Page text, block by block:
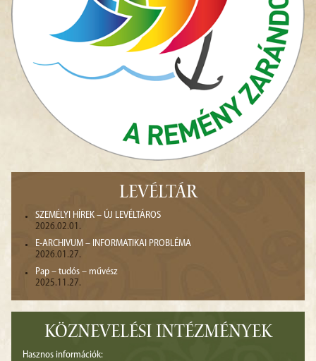
LEVÉLTÁR
SZEMÉLYI HÍREK – ÚJ LEVÉLTÁROS
2026.02.01.
E-ARCHIVUM – INFORMATIKAI PROBLÉMA
2026.01.27.
Pap – tudós – művész
2025.11.27.
KÖZNEVELÉSI INTÉZMÉNYEK
Hasznos információk: